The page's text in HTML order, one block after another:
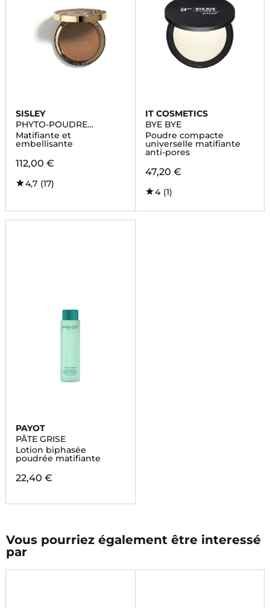
SISLEY
PHYTO-POUDRE
COMPACTE
Matifiante et
embellisante
112,00 €
4,7 (17)
IT COSMETICS
BYE BYE
Poudre compacte
universelle matifiante
anti-pores
47,20 €
4 (1)
PAYOT
PÂTE GRISE
Lotion biphasée
poudrée matifiante
22,40 €
Vous pourriez également être interessé
par